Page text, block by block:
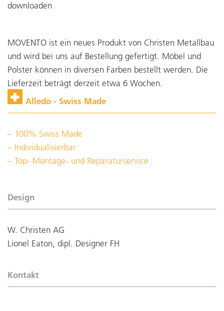
downloaden
MOVENTO ist ein neues Produkt von Christen Metallbau
und wird bei uns auf Bestellung gefertigt. Möbel und
Polster können in diversen Farben bestellt werden. Die
Lieferzeit beträgt derzeit etwa 6 Wochen.
Alledo - Swiss Made
100% Swiss Made
Individualisierbar
Top- Montage- und Reparaturservice
Design
W. Christen AG
Lionel Eaton, dipl. Designer FH
Kontakt